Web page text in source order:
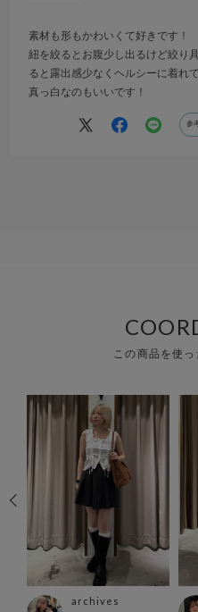
素材も形もかわいくて好きです！
紐を絞るとお腹少し出るけど絞り
ると露出感少なくヘルシーに着れ
真っ白なのもいいです！
参
この商品を使
archives